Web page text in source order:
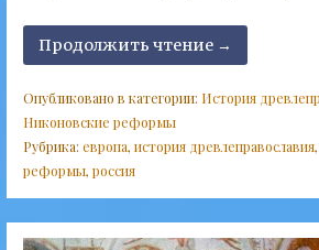
Продолжить чтение →
Опубликовано в категории: История
Никоновские реформы
Рубрика: европа, история древлеправославия,
реформы, россия